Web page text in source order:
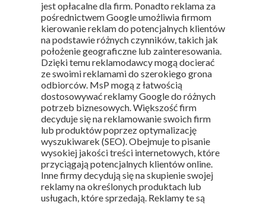
jest opłacalne dla firm. Ponadto reklama za
pośrednictwem Google umożliwia firmom
kierowanie reklam do potencjalnych klientów
na podstawie różnych czynników, takich jak
położenie geograficzne lub zainteresowania.
Dzięki temu reklamodawcy mogą docierać
ze swoimi reklamami do szerokiego grona
odbiorców. MsP mogą z łatwością
dostosowywać reklamy Google do różnych
potrzeb biznesowych. Większość firm
decyduje się na reklamowanie swoich firm
lub produktów poprzez optymalizację
wyszukiwarek (SEO). Obejmuje to pisanie
wysokiej jakości treści internetowych, które
przyciągają potencjalnych klientów online.
Inne firmy decydują się na skupienie swojej
reklamy na określonych produktach lub
usługach, które sprzedają. Reklamy te są